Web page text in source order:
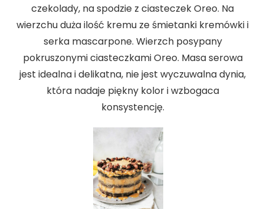
czekolady, na spodzie z ciasteczek Oreo. Na
wierzchu duża ilość kremu ze śmietanki kremówki i
serka mascarpone. Wierzch posypany
pokruszonymi ciasteczkami Oreo. Masa serowa
jest idealna i delikatna, nie jest wyczuwalna dynia,
która nadaje piękny kolor i wzbogaca
konsystencję.